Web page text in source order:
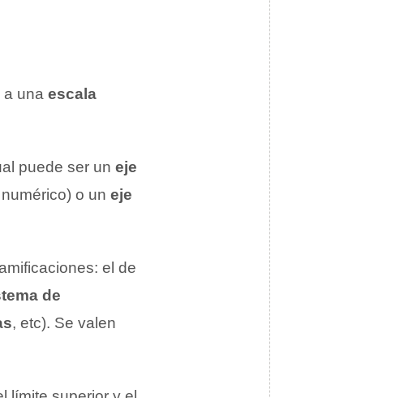
a una escala
puede ser un eje
o un eje
el de
de
, etc). Se valen